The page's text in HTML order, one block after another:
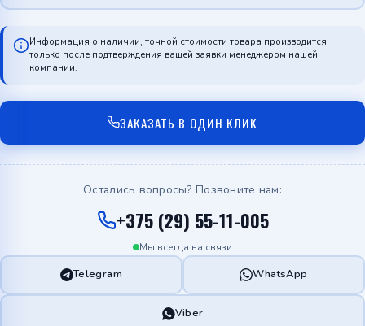
Информация о наличии, точной стоимости товара производится
только после подтверждения вашей заявки менеджером нашей
компании.
ЗАКАЗАТЬ В ОДИН КЛИК
Остались вопросы? Позвоните нам:
+375 (29) 55-11-005
Мы всегда на связи
Telegram WhatsApp
Viber